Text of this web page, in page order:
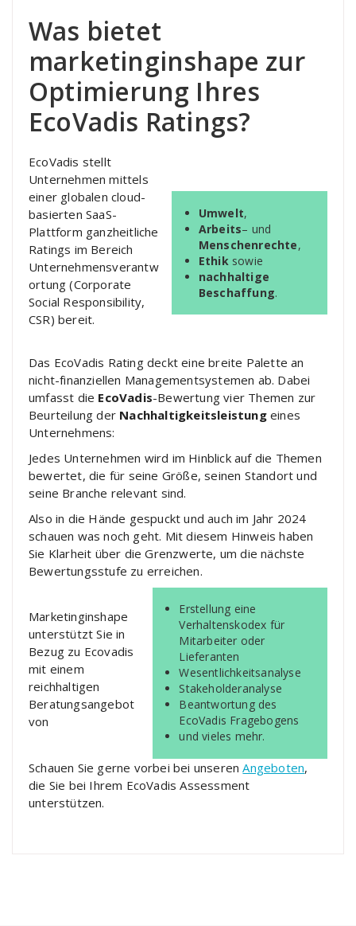
Was bietet
marketinginshape zur
Optimierung Ihres
EcoVadis Ratings?
EcoVadis stellt
Unternehmen mittels
einer globalen cloud-
basierten SaaS-
Plattform ganzheitliche
Ratings im Bereich
Unternehmensverantw
ortung (Corporate
Social Responsibility,
CSR) bereit.
Umwelt,
Arbeits– und
Menschenrechte,
Ethiksowie
nachhaltige
Beschaffung.
Das EcoVadis Rating deckt eine breite Palette an
nicht-finanziellen Managementsystemen ab. Dabei
umfasst die EcoVadis-Bewertung vier Themen zur
Beurteilung der Nachhaltigkeitsleistungeines
Unternehmens:
Jedes Unternehmen wird im Hinblick auf die Themen
bewertet, die für seine Größe, seinen Standort und
seine Branche relevant sind.
Also in die Hände gespuckt und auch im Jahr 2024
schauen was noch geht. Mit diesem Hinweis haben
Sie Klarheit über die Grenzwerte, um die nächste
Bewertungsstufe zu erreichen.
Marketinginshape
unterstützt Sie in
Bezug zu Ecovadis
mit einem
reichhaltigen
Beratungsangebot
von
Erstellung eine
Verhaltenskodex für
Mitarbeiter oder
Lieferanten
Wesentlichkeitsanalyse
Stakeholderanalyse
Beantwortung des
EcoVadis Fragebogens
und vieles mehr.
Schauen Sie gerne vorbei bei unserenAngeboten,
die Sie bei Ihrem EcoVadis Assessment
unterstützen.